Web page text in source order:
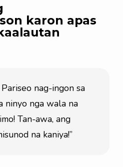
karon apas
nag-ingon sa
ninyo nga wala na
Tan-awa, ang
na kaniya!”